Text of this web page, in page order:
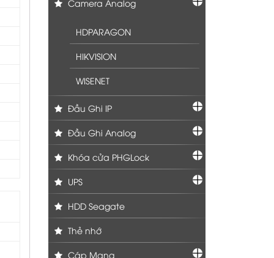
Camera Analog
HDPARAGON
HIKVISION
WISENET
Đầu Ghi IP
Đầu Ghi Analog
Khóa cửa PHGLock
UPS
HDD Seagate
Thẻ nhớ
Cáp Mạng